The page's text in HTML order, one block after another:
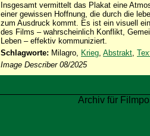
Insgesamt vermittelt das Plakat eine
einer gewissen Hoffnung, die durch die
zum Ausdruck kommt. Es ist ein visuell
des Films – wahrscheinlich Konflikt,
Leben – effektiv kommuniziert.
Schlagworte: Milagro, Krieg, Abstrakt,
Image Describer 08/2025
Archiv für